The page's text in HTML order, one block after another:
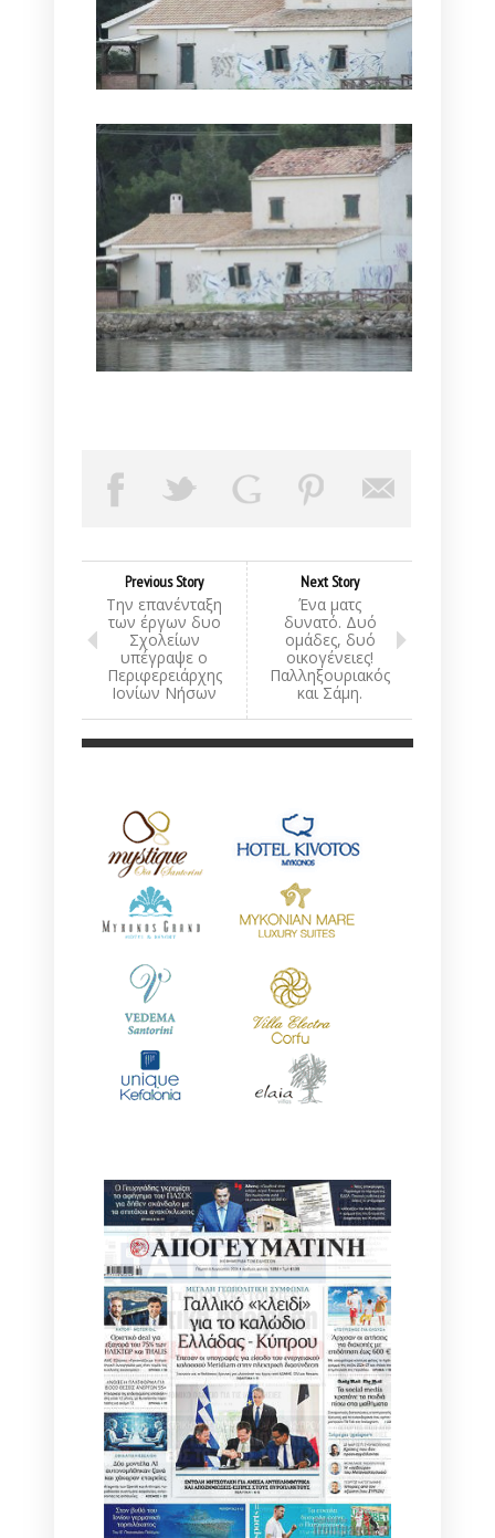
Previous Story
Την επανένταξη
των έργων δυο
Σχολείων
υπέγραψε ο
Περιφερειάρχης
Ιονίων Νήσων
Next Story
Ένα ματς
δυνατό. Δυό
ομάδες, δυό
οικογένειες!
Παλληξουριακός
και Σάμη.